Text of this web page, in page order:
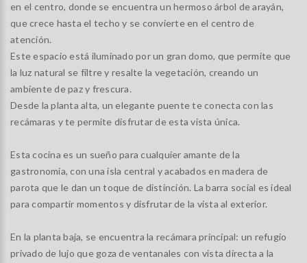
en el centro, donde se encuentra un hermoso árbol de arayán,
que crece hasta el techo y se convierte en el centro de
atención.
Este espacio está iluminado por un gran domo, que permite que
la luz natural se filtre y resalte la vegetación, creando un
ambiente de paz y frescura.
Desde la planta alta, un elegante puente te conecta con las
recámaras y te permite disfrutar de esta vista única.
Esta cocina es un sueño para cualquier amante de la
gastronomía, con una isla central y acabados en madera de
parota que le dan un toque de distinción. La barra social es ideal
para compartir momentos y disfrutar de la vista al exterior.
En la planta baja, se encuentra la recámara principal: un refugio
privado de lujo que goza de ventanales con vista directa a la